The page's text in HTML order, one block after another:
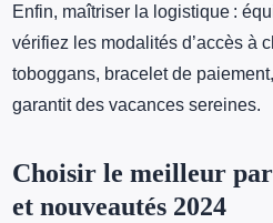
Enfin, maîtriser la logistique :
vérifiez les modalités d’accès à
toboggans, bracelet de
garantit des vacances sereines.
Choisir le meilleur
et nouveautés 2024